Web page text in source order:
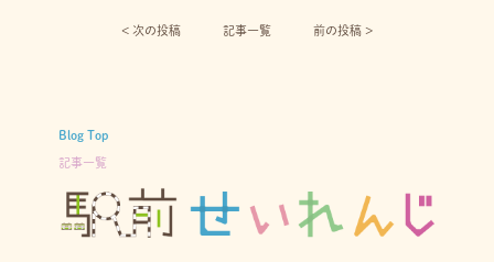
< 次の投稿︎ 記事一覧 前の投稿 >
Blog Top
記事一覧